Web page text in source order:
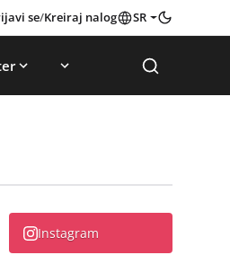
se/Kreiraj nalog SR
Instagram